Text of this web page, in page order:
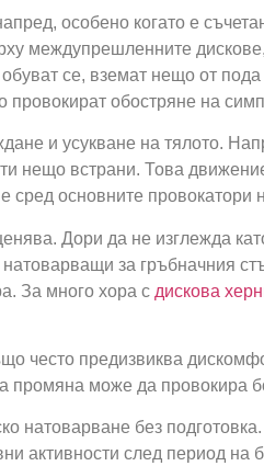
особено когато е
междупрешленните
се, вземат нещо от
провокират обостряне на
и усукване на тялото.
нещо встрани. Това
сред основните провокатори
Дори да не изглежда
за гръбначния
За много хора с дискова
често предизвиква
промяна може да провокира
натоварване без
активности след период на